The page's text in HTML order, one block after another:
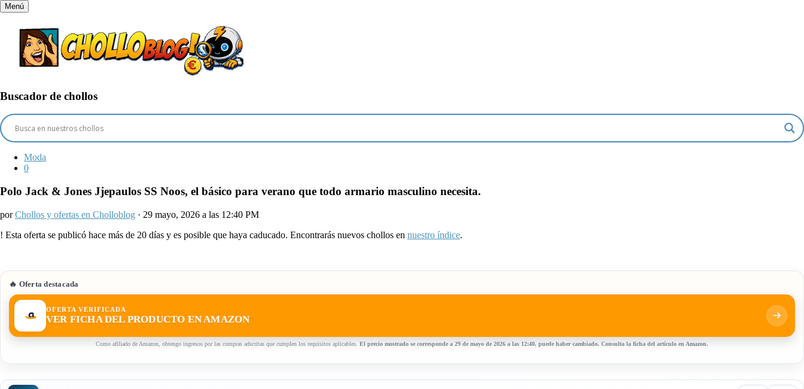
Menú
Buscador de chollos
Moda
0
Polo Jack & Jones Jjepaulos SS Noos, el básico para verano que todo armario masculino necesita.
porChollos y ofertas en Cholloblog · 29 mayo, 2026 a las 12:40 PM
! Esta oferta se publicó hace más de 20 días y es posible que haya caducado. Encontrarás nuevos chollos en nuestro índice.
🔥 Oferta destacada
OFERTA VERIFICADA
VER FICHA DEL PRODUCTO EN AMAZON
Como afiliado de Amazon, obtengo ingresos por las compras adscritas que cumplen los requisitos aplicables. El precio mostrado se corresponde a 29 de mayo de 2026 a las 12:40, puede haber cambiado. Consulta la ficha del artículo en Amazon.